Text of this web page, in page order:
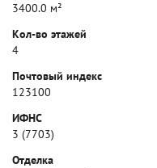
3400.0 м²
Кол-во этажей
4
Почтовый индекс
123100
ИФНС
3 (7703)
Отделка